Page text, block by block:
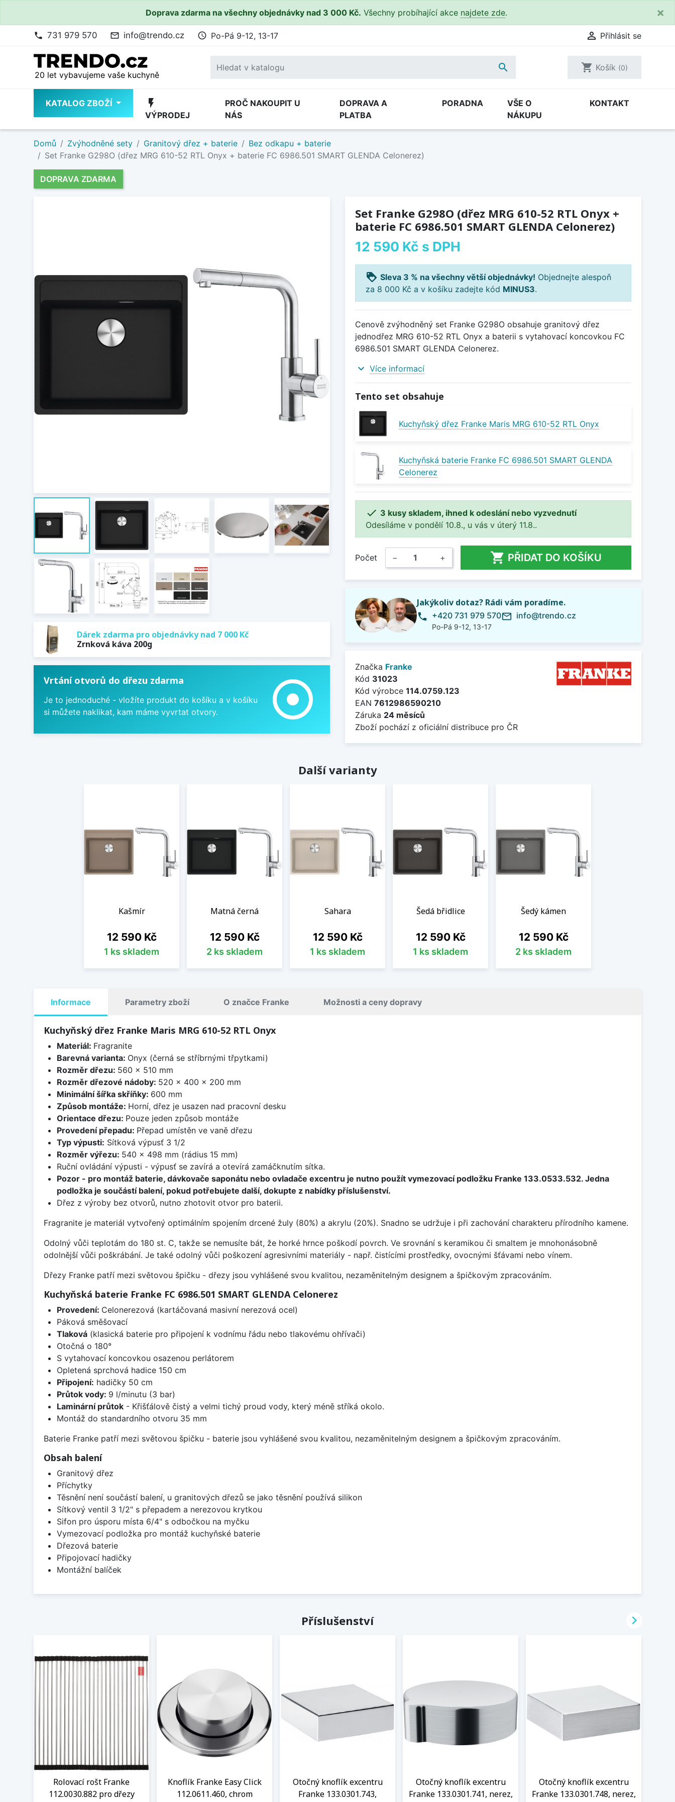
Doprava zdarma na všechny objednávky nad 3 000 Kč. Všechny probíhající akce najdete zde. ×
phone 731 979 570 mail_outline info@trendo.cz access_time Po-Pá 9-12, 13-17  Přihlásit se
20 let vybavujeme vaše kuchyně
 shopping_cart Košík (0)
KATALOG ZBOŽÍ flash_on
VÝPRODEJ
PROČ NAKOUPIT U
NÁS
DOPRAVA A
PLATBA
PORADNA
VŠE O
NÁKUPU
KONTAKT
Domů Zvýhodněné sety Granitový dřez + baterie
Bez odkapu + baterie
Set Franke G298O (dřez MRG 610-52 RTL Onyx + baterie FC 6986.501 SMART GLENDA Celonerez)
DOPRAVA ZDARMA
Dárek zdarma pro objednávky nad 7 000 Kč
Zrnková káva 200g
Vrtání otvorů do dřezu zdarma
Je to jednoduché - vložíte produkt do košíku a v košíku
si můžete naklikat, kam máme vyvrtat otvory.
adjust
Set Franke G298O (dřez MRG 610-52 RTL Onyx +
baterie FC 6986.501 SMART GLENDA Celonerez)
12 590 Kč s DPH
loyalty Sleva 3 % na všechny větší objednávky! Objednejte alespoň
za 8 000 Kč a v košíku zadejte kód MINUS3.
Cenově zvýhodněný set Franke G298O obsahuje granitový dřez
jednodřez MRG 610-52 RTL Onyx a baterii s vytahovací koncovkou FC
6986.501 SMART GLENDA Celonerez.
expand_more Více informací
Tento set obsahuje
Kuchyňský dřez Franke Maris MRG 610-52 RTL Onyx
Kuchyňská baterie Franke FC 6986.501 SMART GLENDA
Celonerez
 3 kusy skladem, ihned k odeslání nebo vyzvednutí
Odesíláme v pondělí 10.8., u vás v úterý 11.8..
Počet − +  PŘIDAT DO KOŠÍKU
Jakýkoliv dotaz? Rádi vám poradíme.
phone +420 731 979 570
Po-Pá 9-12, 13-17
mail_outline info@trendo.cz
Značka Franke
Kód 31023
Kód výrobce 114.0759.123
EAN 7612986590210
Záruka 24 měsíců
Zboží pochází z oficiální distribuce pro ČR
Další varianty
Kašmír
Cena
12 590 Kč
1 ks skladem
Matná černá
Cena
12 590 Kč
2 ks skladem
Sahara
Cena
12 590 Kč
1 ks skladem
Šedá břidlice
Cena
12 590 Kč
1 ks skladem
Šedý kámen
Cena
12 590 Kč
2 ks skladem
Informace Parametry zboží O značce Franke Možnosti a ceny dopravy
Kuchyňský dřez Franke Maris MRG 610-52 RTL Onyx
Materiál: Fragranite
Barevná varianta: Onyx (černá se stříbrnými třpytkami)
Rozměr dřezu: 560 x 510 mm
Rozměr dřezové nádoby: 520 x 400 x 200 mm
Minimální šířka skříňky: 600 mm
Způsob montáže: Horní, dřez je usazen nad pracovní desku
Orientace dřezu: Pouze jeden způsob montáže
Provedení přepadu: Přepad umístěn ve vaně dřezu
Typ výpusti: Sítková výpusť 3 1/2
Rozměr výřezu: 540 x 498 mm (rádius 15 mm)
Ruční ovládání výpusti - výpusť se zavírá a otevírá zamáčknutím sítka.
Pozor - pro montáž baterie, dávkovače saponátu nebo ovladače excentru je nutno použít vymezovací podložku Franke 133.0533.532. Jedna
podložka je součástí balení, pokud potřebujete další, dokupte z nabídky příslušenství.
Dřez z výroby bez otvorů, nutno zhotovit otvor pro baterii.
Fragranite je materiál vytvořený optimálním spojením drcené žuly (80%) a akrylu (20%). Snadno se udržuje i při zachování charakteru přírodního kamene.
Odolný vůči teplotám do 180 st. C, takže se nemusíte bát, že horké hrnce poškodí povrch. Ve srovnání s keramikou či smaltem je mnohonásobně
odolnější vůči poškrábání. Je také odolný vůči poškození agresivními materiály - např. čistícími prostředky, ovocnými šťávami nebo vínem.
Dřezy Franke patří mezi světovou špičku - dřezy jsou vyhlášené svou kvalitou, nezaměnitelným designem a špičkovým zpracováním.
Kuchyňská baterie Franke FC 6986.501 SMART GLENDA Celonerez
Provedení: Celonerezová (kartáčovaná masivní nerezová ocel)
Páková směšovací
Tlaková(klasická baterie pro připojení k vodnímu řádu nebo tlakovému ohřívači)
Otočná o 180°
S vytahovací koncovkou osazenou perlátorem
Opletená sprchová hadice 150 cm
Připojení: hadičky 50 cm
Průtok vody: 9 l/minutu (3 bar)
Laminární průtok- Křišťálově čistý a velmi tichý proud vody, který méně stříká okolo.
Montáž do standardního otvoru 35 mm
Baterie Franke patří mezi světovou špičku - baterie jsou vyhlášené svou kvalitou, nezaměnitelným designem a špičkovým zpracováním.
Obsah balení
Granitový dřez
Příchytky
Těsnění není součástí balení, u granitových dřezů se jako těsnění používá silikon
Sítkový ventil 3 1/2" s přepadem a nerezovou krytkou
Sifon pro úsporu místa 6/4" s odbočkou na myčku
Vymezovací podložka pro montáž kuchyňské baterie
Dřezová baterie
Připojovací hadičky
Montážní balíček
Příslušenství
Rolovací rošt Franke
112.0030.882 pro dřezy
Knoflík Franke Easy Click
112.0611.460, chrom
Otočný knoflík excentru
Franke 133.0301.743,
Otočný knoflík excentru
Franke 133.0301.741, nerez,
Otočný knoflík excentru
Franke 133.0301.748, nerez,
